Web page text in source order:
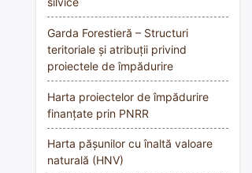
Garda Forestieră – Structuri
teritoriale și atribuții privind
proiectele de împădurire
Harta proiectelor de împădurire
finanțate prin PNRR
Harta pășunilor cu înaltă valoare
naturală (HNV)